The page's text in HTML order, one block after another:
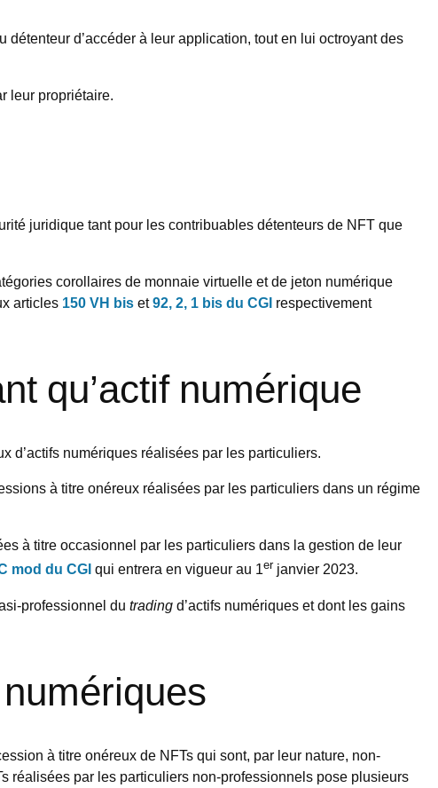
d’accéder à leur application, tout en lui octroyant des
leur propriétaire.
juridique tant pour les contribuables détenteurs de NFT que
corollaires de monnaie virtuelle et de jeton numérique
articles 150 VH biset92, 2, 1 bis du CGI respectivement
qu’actif numérique
d’actifs numériques réalisées par les particuliers.
à titre onéreux réalisées par les particuliers dans un régime
à titre occasionnel par les particuliers dans la gestion de leur
mod du CGIqui entrera en vigueur au 1erjanvier 2023.
professionnel du tradingd’actifs numériques et dont les gains
à titre onéreux de NFTs qui sont, par leur nature, non-
réalisées par les particuliers non-professionnels pose plusieurs